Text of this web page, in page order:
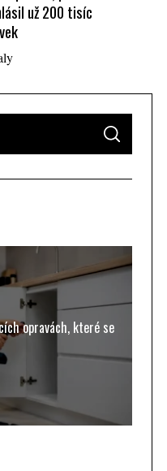
už 200 tisíc
S
A
C
opravách, které se